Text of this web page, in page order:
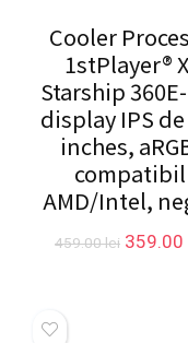
Cooler
1stPlayer®
Starship
display IPS
inches,
compatibil
AMD/Intel,
459.00lei Prețul
359.00